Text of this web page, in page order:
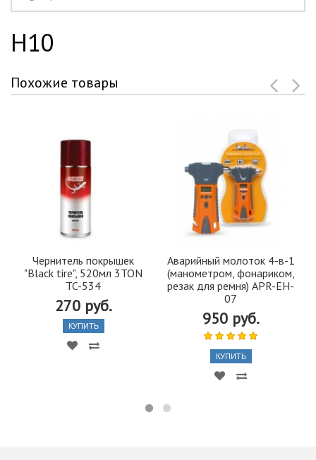
H10
Похожие товары
Чернитель покрышек
"Black tire", 520мл 3TON
TC-534
270 руб.
КУПИТЬ
Аварийный молоток 4-в-1
(манометром, фонариком,
резак для ремня) APR-EH-
07
950 руб.
КУПИТЬ